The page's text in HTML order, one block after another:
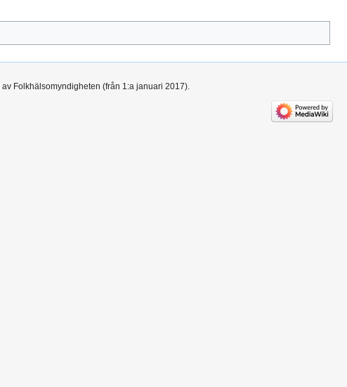
Folkhälsomyndigheten (från 1:a januari 2017).